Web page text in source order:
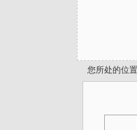
您所处的位置